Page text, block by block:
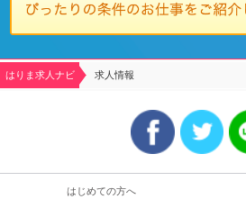
はりま求人ナビ 求人情報
はじめての方へ